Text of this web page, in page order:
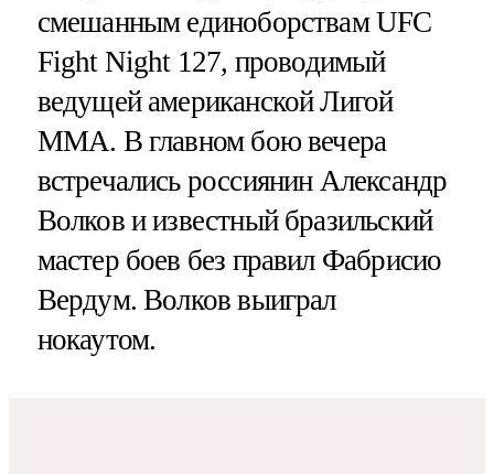
смешанным единоборствам UFC
Fight Night 127, проводимый
ведущей американской Лигой
ММА. В главном бою вечера
встречались россиянин Александр
Волков и известный бразильский
мастер боев без правил Фабрисио
Вердум. Волков выиграл
нокаутом.